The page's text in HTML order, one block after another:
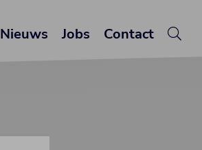
Nieuws Jobs Contact